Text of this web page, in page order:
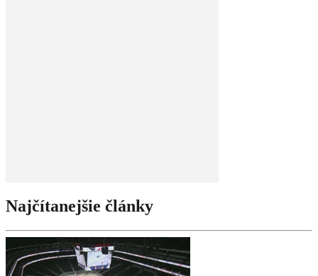
Najčítanejšie články